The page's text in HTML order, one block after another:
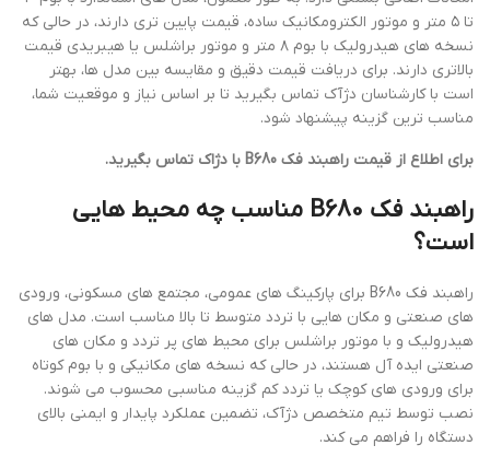
تا ۵ متر و موتور الکترومکانیک ساده، قیمت پایین تری دارند، در حالی که
نسخه های هیدرولیک با بوم ۸ متر و موتور براشلس یا هیبریدی قیمت
بالاتری دارند. برای دریافت قیمت دقیق و مقایسه بین مدل ها، بهتر
است با کارشناسان دژآک تماس بگیرید تا بر اساس نیاز و موقعیت شما،
مناسب ترین گزینه پیشنهاد شود.
برای اطلاع از قیمت راهبند فک B680 با دژاک تماس بگیرید.
راهبند فک B680 مناسب چه محیط هایی
است؟
راهبند فک B680 برای پارکینگ های عمومی، مجتمع های مسکونی، ورودی
های صنعتی و مکان هایی با تردد متوسط تا بالا مناسب است. مدل های
هیدرولیک و با موتور براشلس برای محیط های پر تردد و مکان های
صنعتی ایده آل هستند، در حالی که نسخه های مکانیکی و با بوم کوتاه
برای ورودی های کوچک یا تردد کم گزینه مناسبی محسوب می شوند.
نصب توسط تیم متخصص دژآک، تضمین عملکرد پایدار و ایمنی بالای
دستگاه را فراهم می کند.